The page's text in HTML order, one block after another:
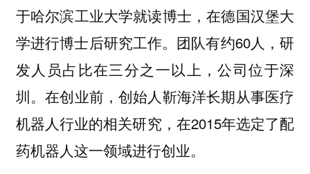
于哈尔滨工业大学就读博士，在德国汉堡大
学进行博士后研究工作。团队有约60人，研
发人员占比在三分之一以上，公司位于深
圳。在创业前，创始人靳海洋长期从事医疗
机器人行业的相关研究，在2015年选定了配
药机器人这一领域进行创业。